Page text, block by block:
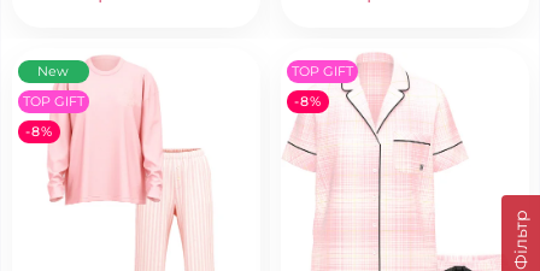
Фільтр
New
TOP GIFT
-8%
TOP GIFT
-8%